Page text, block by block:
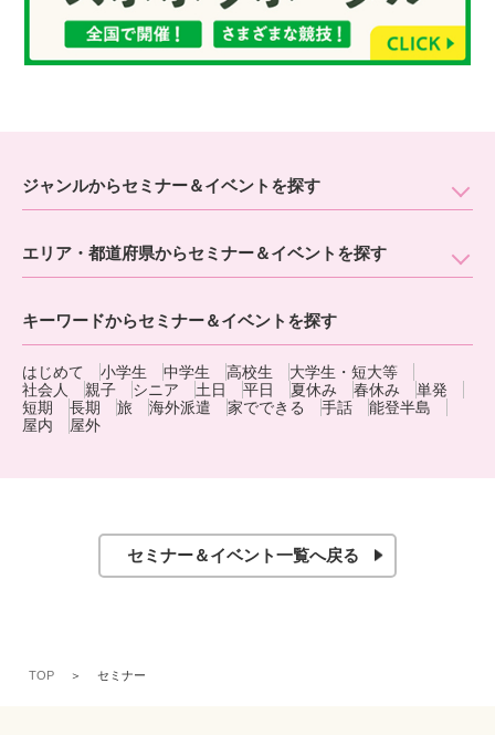
ジャンルからセミナー＆イベントを探す
エリア・都道府県からセミナー＆イベントを探す
キーワードからセミナー＆イベントを探す
はじめて 小学生 中学生 高校生
大学生・短大等
社会人
親子 シニア 土日 平日 夏休み 春休み
単発
短期
長期 旅 海外派遣 家でできる 手話
能登半島
屋内
屋外
セミナー＆イベント一覧へ戻る
TOP セミナー